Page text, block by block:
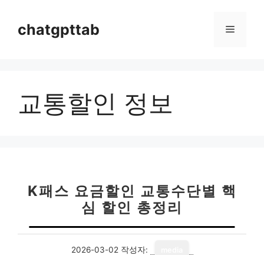
chatgpttab 메
교통할인 정보
K패스 요금할인 교통수단별 핵
심 할인 총정리
2026-03-02 작성자: